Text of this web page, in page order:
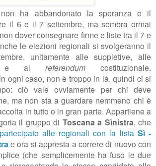
ha abbandonato la speranza e il
il 6 e il 7 settembre, ma sembra ormai
dover consegnare firme e liste tra il 7 e
le elezioni regionali si svolgeranno il
unitamente alle suppletive, alle
e al referendum costituzionale.
ogni caso, non è troppo in là, quindi ci si
ciò vale ovviamente per chi deve
ma non sta a guardare nemmeno chi è
in tutto o in gran parte. Appartiene a
il gruppo di Toscana a Sìnistra, che
alle regionali con la lista Sì -
e ora si appresta a correre di nuovo con
(che semplicemente ha fuso le due